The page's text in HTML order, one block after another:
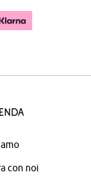
con noi